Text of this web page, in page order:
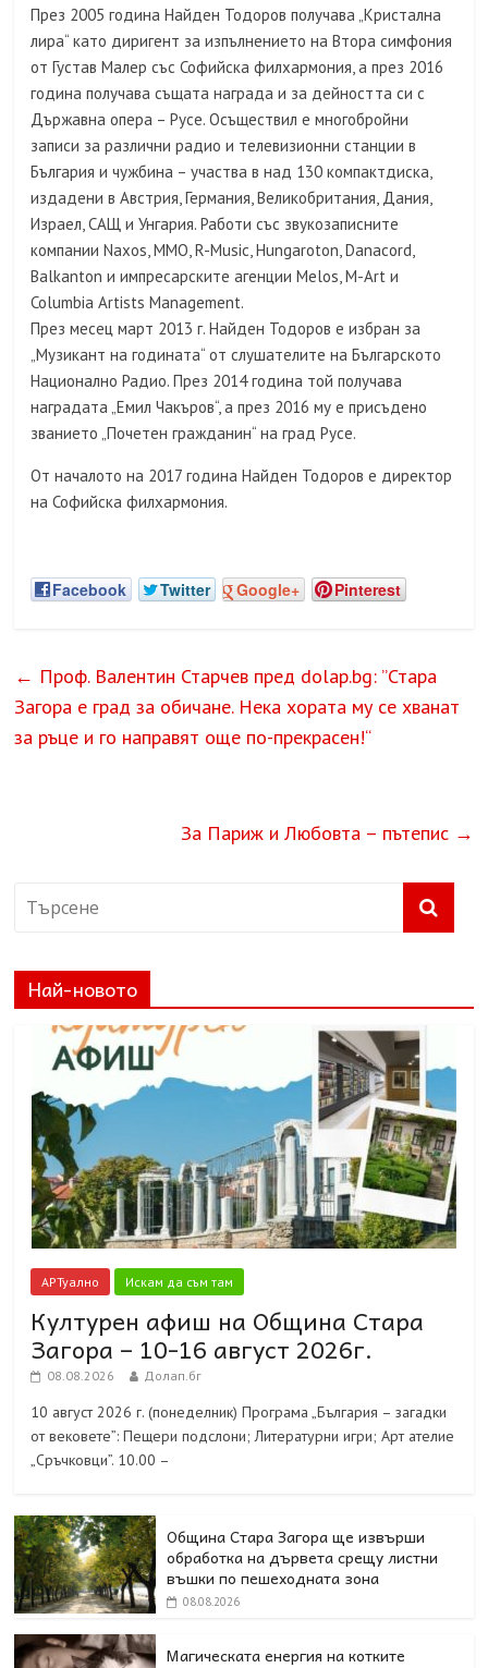
През 2005 година Найден Тодоров получава „Кристална
лира“ като диригент за изпълнението на Втора симфония
от Густав Малер със Софийска филхармония, а през 2016
година получава същата награда и за дейността си с
Държавна опера – Русе. Осъществил е многобройни
записи за различни радио и телевизионни станции в
България и чужбина – участва в над 130 компактдиска,
издадени в Австрия, Германия, Великобритания, Дания,
Израел, САЩ и Унгария. Работи със звукозаписните
компании Naxos, MMO, R-Music, Hungaroton, Danacord,
Balkanton и импресарските агенции Melos, M-Art и
Columbia Artists Management.
През месец март 2013 г. Найден Тодоров е избран за
„Музикант на годината“ от слушателите на Българското
Национално Радио. През 2014 година той получава
наградата „Емил Чакъров“, а през 2016 му е присъдено
званието „Почетен гражданин“ на град Русе.
От началото на 2017 година Найден Тодоров е директор
на Софийска филхармония.
Facebook Twitter Google+ Pinterest
← Проф. Валентин Старчев пред dolap.bg: ”Стара
Загора е град за обичане. Нека хората му се хванат
за ръце и го направят още по-прекрасен!“
За Париж и Любовта – пътепис →
Най-новото
АРТуално Искам да съм там
Културен афиш на Община Стара
Загора – 10-16 август 2026г.
08.08.2026 Долап.бг
10 август 2026 г. (понеделник) Програма „България – загадки
от вековете”: Пещери подслони; Литературни игри; Арт ателие
„Сръчковци”. 10.00 –
Община Стара Загора ще извърши
обработка на дървета срещу листни
въшки по пешеходната зона
08.08.2026
Магическата енергия на котките